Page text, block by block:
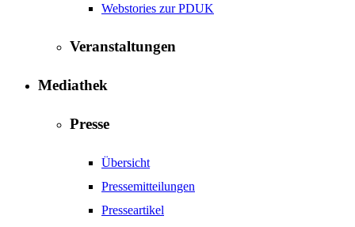
Webstories zur PDUK
Veranstaltungen
Mediathek
Presse
Übersicht
Pressemitteilungen
Presseartikel